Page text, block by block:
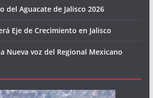
del Aguacate de Jalisco 2026
Eje de Crecimiento en Jalisco
Nueva voz del Regional Mexicano